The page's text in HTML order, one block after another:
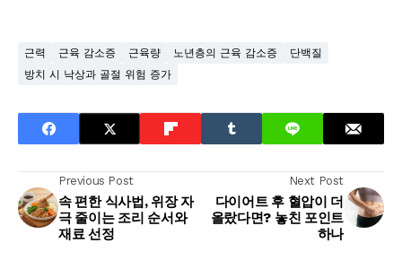
근력 근육 감소증 근육량 노년층의 근육 감소증
단백질
방치 시 낙상과 골절 위험 증가
Previous Post
속 편한 식사법, 위장 자
극 줄이는 조리 순서와
재료 선정
Next Post
다이어트 후 혈압이 더
올랐다면? 놓친 포인트
하나